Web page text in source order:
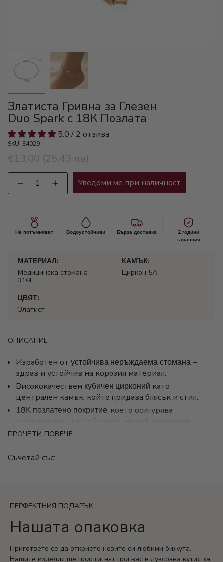
Златиста Гривна за Глезен
Duo Spark с 18К Позлата
5.0 / 2 отзива
SKU: E4029
€13,00 (25.43 лв)
Количество
Уведоми ме при наличност
Не потъмняват Водоустойчиви Бърза доставка
2 години
гаранция
МАТЕРИАЛ:
Медицинска стомана
316L
КАМЪК:
Циркон 5А
ЦВЯТ:
Златист
ОПИСАНИЕ
Изработен от устойчива неръждаема стомана–
здрав и устойчив на корозия материал.
Висококачествен кубичен цирконий като
централен камък, който придава блясък и стил.
18K позлатено покритие, което осигурява
луксозен вид и устойчивост на избледняване.
Прецизна изработка с геометричен дизайн –
тоалети.
ПРОЧЕТИ ПОВЕЧЕ
Съчетай със:
ПЕРФЕКТНИЯ ПОДАРЪК
Нашата опаковка
Пригответе се да откриете новите си любими бижута.
Нашите изделия ще пристигнат при вас в луксозна кутия за